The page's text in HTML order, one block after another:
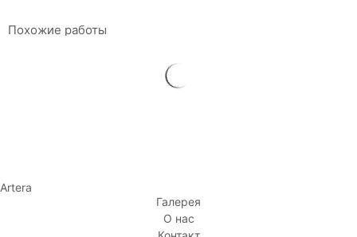
Похожие работы
Artera
Галерея
О нас